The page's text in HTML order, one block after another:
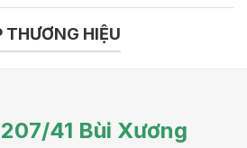
THƯƠNG HIỆU
41 Bùi Xương